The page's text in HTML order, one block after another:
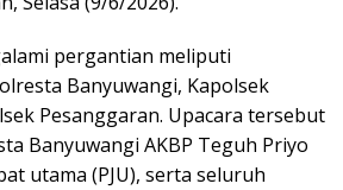
pergantian meliputi
Banyuwangi, Kapolsek
Pesanggaran. Upacara tersebut
Banyuwangi AKBP Teguh Priyo
utama (PJU), serta seluruh